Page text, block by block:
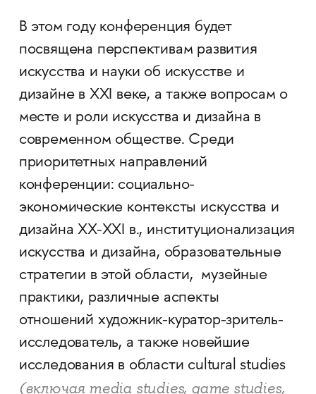
В этом году конференция будет
посвящена перспективам развития
искусства и науки об искусстве и
дизайне в XXI веке, а также вопросам о
месте и роли искусства и дизайна в
современном обществе. Среди
приоритетных направлений
конференции: социально-
экономические контексты искусства и
дизайна XX-XXI в., институционализация
искусства и дизайна, образовательные
стратегии в этой области, музейные
практики, различные аспекты
отношений художник-куратор-зритель-
исследователь, а также новейшие
исследования в области cultural studies
(включая media studies, game studies,